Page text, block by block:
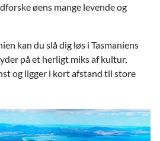
øens mange levende og
kan du slå dig løs i Tasmaniens
på et herligt miks af kultur,
og ligger i kort afstand til store